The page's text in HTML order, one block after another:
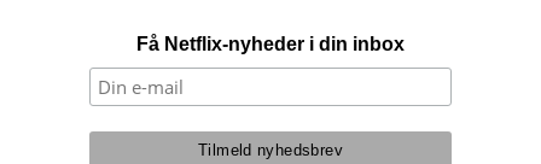
Få Netflix-nyheder i din inbox